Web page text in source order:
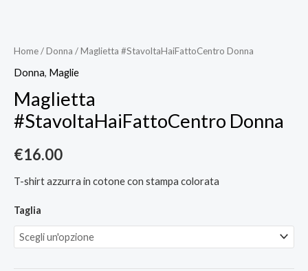
Home/Donna / Maglietta #StavoltaHaiFattoCentro Donna
Donna, Maglie
Maglietta
#StavoltaHaiFattoCentro Donna
€16.00
T-shirt azzurra in cotone con stampa colorata
Taglia